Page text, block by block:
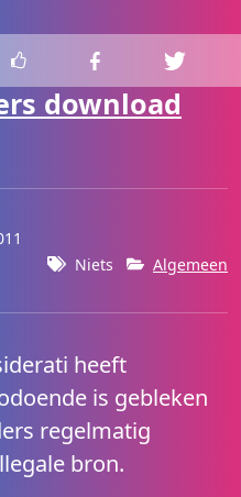
download
Niets
Algemeen
heeft
is gebleken
regelmatig
bron.